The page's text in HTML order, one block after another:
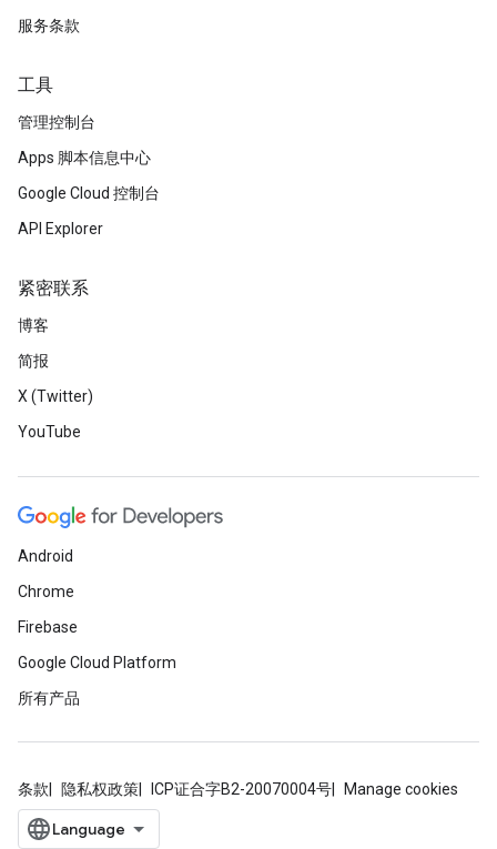
服务条款
工具
管理控制台
Apps 脚本信息中心
Google Cloud 控制台
API Explorer
紧密联系
博客
简报
X (Twitter)
YouTube
Android
Chrome
Firebase
Google Cloud Platform
所有产品
条款 隐私权政策 ICP证合字B2-20070004号 Manage cookies